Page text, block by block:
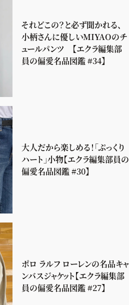
それどこの？と必ず聞かれる、
小柄さんに優しいMIYAOのチ
ュールパンツ 【エクラ編集部
員の偏愛名品図鑑 #34】
大人だから楽しめる！「ぷっくり
ハート」小物【エクラ編集部員の
偏愛名品図鑑 #30】
ポロ ラルフ ローレンの名品キャ
ンバスジャケット【エクラ編集部
員の偏愛名品図鑑 #27】